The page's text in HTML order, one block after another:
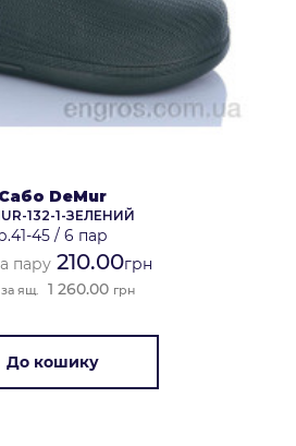
Сабо DeMur
132-1-ЗЕЛЕНИЙ
45 / 6 пар
пару 210.00грн
за ящ. 1 260.00 грн
До кошику